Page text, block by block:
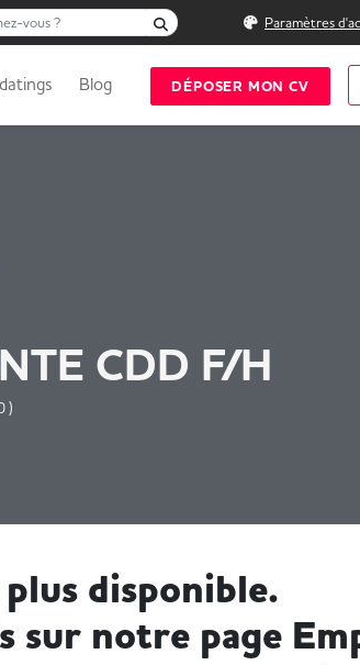
vous ? Rechercher Paramètres
Blog DÉPOSER MON CV
CDD F/H
)
disponible.
sur notre page